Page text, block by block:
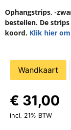
Ophangstrips, -
bestellen. De
koord. Klik hier
Wandkaart
€ 31,00
incl. 21% BTW